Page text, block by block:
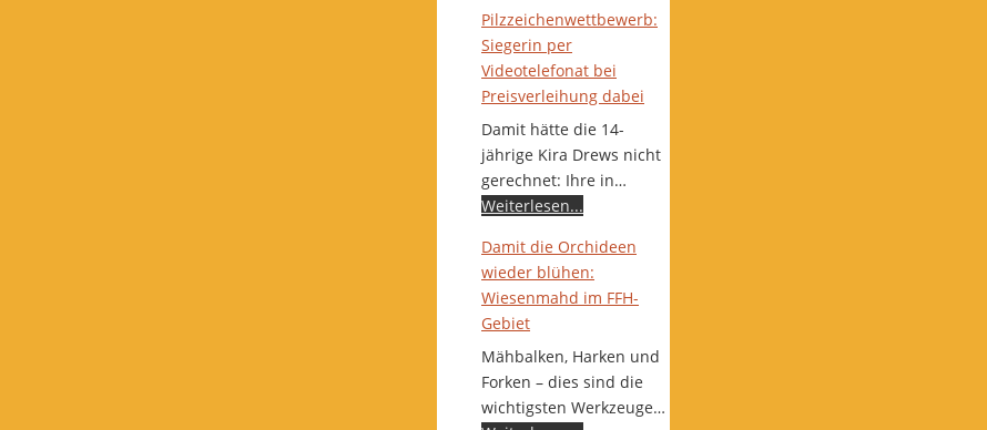
Pilzzeichenwettbewerb:
Siegerin per
Videotelefonat bei
Preisverleihung dabei
Damit hätte die 14-
jährige Kira Drews nicht
gerechnet: Ihre in…
Weiterlesen...
Damit die Orchideen
wieder blühen:
Wiesenmahd im FFH-
Gebiet
Mähbalken, Harken und
Forken – dies sind die
wichtigsten Werkzeuge…